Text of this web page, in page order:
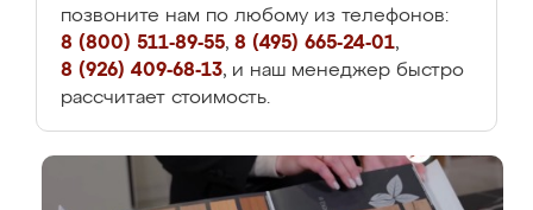
позвоните нам по любому из телефонов:
8 (800) 511-89-55, 8 (495) 665-24-01,
8 (926) 409-68-13, и наш менеджер быстро
рассчитает стоимость.